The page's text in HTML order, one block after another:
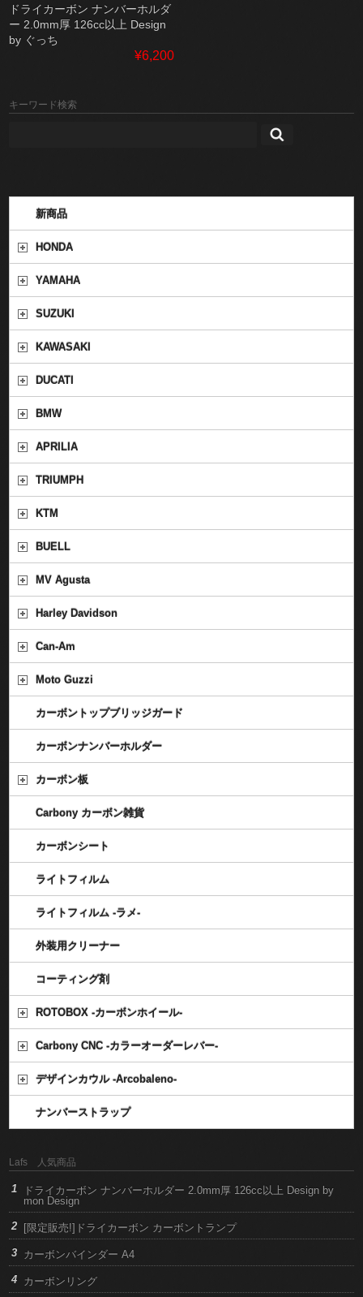
ドライカーボン ナンバーホルダ
ー 2.0mm厚 126cc以上 Design
by ぐっち
¥6,200
キーワード検索
新商品
HONDA
YAMAHA
SUZUKI
KAWASAKI
DUCATI
BMW
APRILIA
TRIUMPH
KTM
BUELL
MV Agusta
Harley Davidson
Can-Am
Moto Guzzi
カーボントップブリッジガード
カーボンナンバーホルダー
カーボン板
Carbony カーボン雑貨
カーボンシート
ライトフィルム
ライトフィルム -ラメ-
外装用クリーナー
コーティング剤
ROTOBOX -カーボンホイール-
Carbony CNC -カラーオーダーレバー-
デザインカウル -Arcobaleno-
ナンバーストラップ
Lafs 人気商品
ドライカーボン ナンバーホルダー 2.0mm厚 126cc以上 Design by
mon Design
[限定販売!]ドライカーボン カーボントランプ
カーボンバインダー A4
カーボンリング